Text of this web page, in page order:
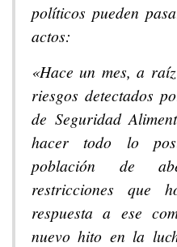
políticos pueden
actos:
«Hace un mes, a
riesgos detectados
de Seguridad
hacer todo lo
población de
restricciones que
respuesta a ese
nuevo hito en la